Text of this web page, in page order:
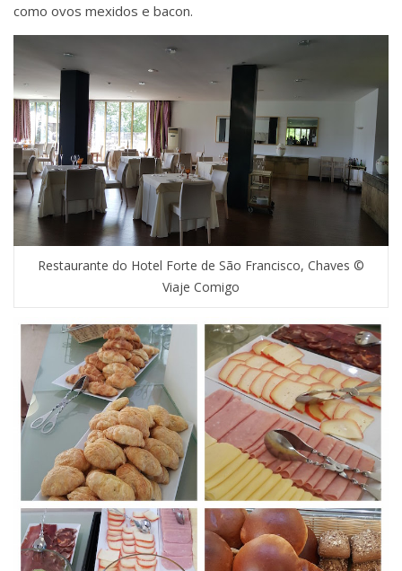
como ovos mexidos e bacon.
Restaurante do Hotel Forte de São Francisco, Chaves ©
Viaje Comigo